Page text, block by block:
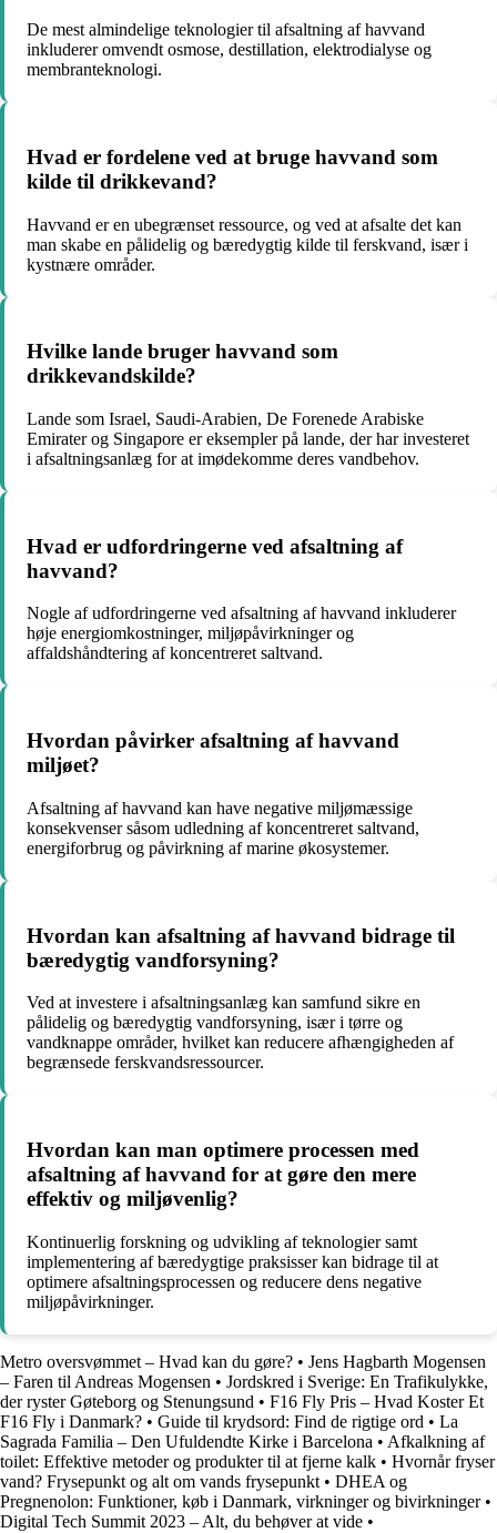
De mest almindelige teknologier til afsaltning af havvand
inkluderer omvendt osmose, destillation, elektrodialyse og
membranteknologi.
Hvad er fordelene ved at bruge havvand som
kilde til drikkevand?
Havvand er en ubegrænset ressource, og ved at afsalte det kan
man skabe en pålidelig og bæredygtig kilde til ferskvand, især i
kystnære områder.
Hvilke lande bruger havvand som
drikkevandskilde?
Lande som Israel, Saudi-Arabien, De Forenede Arabiske
Emirater og Singapore er eksempler på lande, der har investeret
i afsaltningsanlæg for at imødekomme deres vandbehov.
Hvad er udfordringerne ved afsaltning af
havvand?
Nogle af udfordringerne ved afsaltning af havvand inkluderer
høje energiomkostninger, miljøpåvirkninger og
affaldshåndtering af koncentreret saltvand.
Hvordan påvirker afsaltning af havvand
miljøet?
Afsaltning af havvand kan have negative miljømæssige
konsekvenser såsom udledning af koncentreret saltvand,
energiforbrug og påvirkning af marine økosystemer.
Hvordan kan afsaltning af havvand bidrage til
bæredygtig vandforsyning?
Ved at investere i afsaltningsanlæg kan samfund sikre en
pålidelig og bæredygtig vandforsyning, især i tørre og
vandknappe områder, hvilket kan reducere afhængigheden af
begrænsede ferskvandsressourcer.
Hvordan kan man optimere processen med
afsaltning af havvand for at gøre den mere
effektiv og miljøvenlig?
Kontinuerlig forskning og udvikling af teknologier samt
implementering af bæredygtige praksisser kan bidrage til at
optimere afsaltningsprocessen og reducere dens negative
miljøpåvirkninger.
Metro oversvømmet – Hvad kan du gøre? • Jens Hagbarth Mogensen
– Faren til Andreas Mogensen • Jordskred i Sverige: En Trafikulykke,
der ryster Gøteborg og Stenungsund • F16 Fly Pris – Hvad Koster Et
F16 Fly i Danmark? • Guide til krydsord: Find de rigtige ord • La
Sagrada Familia – Den Ufuldendte Kirke i Barcelona • Afkalkning af
toilet: Effektive metoder og produkter til at fjerne kalk • Hvornår fryser
vand? Frysepunkt og alt om vands frysepunkt • DHEA og
Pregnenolon: Funktioner, køb i Danmark, virkninger og bivirkninger•
Digital Tech Summit 2023 – Alt, du behøver at vide •